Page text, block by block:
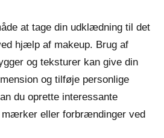
at tage din udklædning til det
hjælp af makeup. Brug af
og teksturer kan give din
og tilføje personlige
du oprette interessante
mærker eller forbrændinger ved